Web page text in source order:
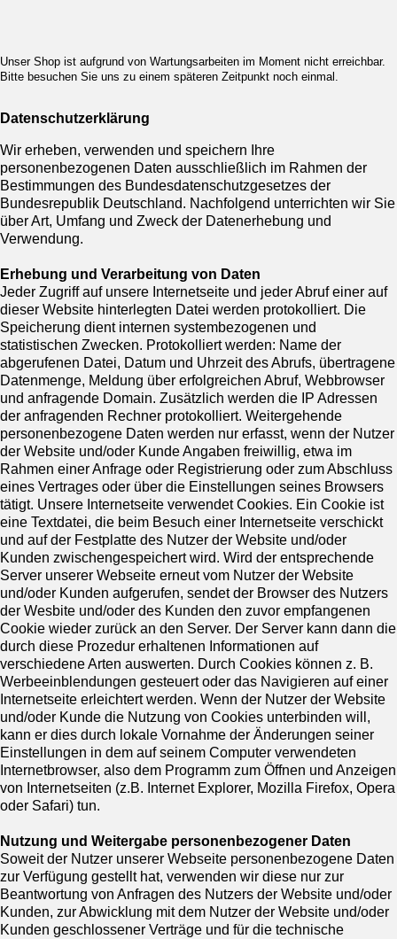
Unser Shop ist aufgrund von Wartungsarbeiten im Moment nicht erreichbar.
Bitte besuchen Sie uns zu einem späteren Zeitpunkt noch einmal.
Datenschutzerklärung
Wir erheben, verwenden und speichern Ihre
personenbezogenen Daten ausschließlich im Rahmen der
Bestimmungen des Bundesdatenschutzgesetzes der
Bundesrepublik Deutschland. Nachfolgend unterrichten wir Sie
über Art, Umfang und Zweck der Datenerhebung und
Verwendung.
Erhebung und Verarbeitung von Daten
Jeder Zugriff auf unsere Internetseite und jeder Abruf einer auf
dieser Website hinterlegten Datei werden protokolliert. Die
Speicherung dient internen systembezogenen und
statistischen Zwecken. Protokolliert werden: Name der
abgerufenen Datei, Datum und Uhrzeit des Abrufs, übertragene
Datenmenge, Meldung über erfolgreichen Abruf, Webbrowser
und anfragende Domain. Zusätzlich werden die IP Adressen
der anfragenden Rechner protokolliert. Weitergehende
personenbezogene Daten werden nur erfasst, wenn der Nutzer
der Website und/oder Kunde Angaben freiwillig, etwa im
Rahmen einer Anfrage oder Registrierung oder zum Abschluss
eines Vertrages oder über die Einstellungen seines Browsers
tätigt. Unsere Internetseite verwendet Cookies. Ein Cookie ist
eine Textdatei, die beim Besuch einer Internetseite verschickt
und auf der Festplatte des Nutzer der Website und/oder
Kunden zwischengespeichert wird. Wird der entsprechende
Server unserer Webseite erneut vom Nutzer der Website
und/oder Kunden aufgerufen, sendet der Browser des Nutzers
der Wesbite und/oder des Kunden den zuvor empfangenen
Cookie wieder zurück an den Server. Der Server kann dann die
durch diese Prozedur erhaltenen Informationen auf
verschiedene Arten auswerten. Durch Cookies können z. B.
Werbeeinblendungen gesteuert oder das Navigieren auf einer
Internetseite erleichtert werden. Wenn der Nutzer der Website
und/oder Kunde die Nutzung von Cookies unterbinden will,
kann er dies durch lokale Vornahme der Änderungen seiner
Einstellungen in dem auf seinem Computer verwendeten
Internetbrowser, also dem Programm zum Öffnen und Anzeigen
von Internetseiten (z.B. Internet Explorer, Mozilla Firefox, Opera
oder Safari) tun.
Nutzung und Weitergabe personenbezogener Daten
Soweit der Nutzer unserer Webseite personenbezogene Daten
zur Verfügung gestellt hat, verwenden wir diese nur zur
Beantwortung von Anfragen des Nutzers der Website und/oder
Kunden, zur Abwicklung mit dem Nutzer der Website und/oder
Kunden geschlossener Verträge und für die technische